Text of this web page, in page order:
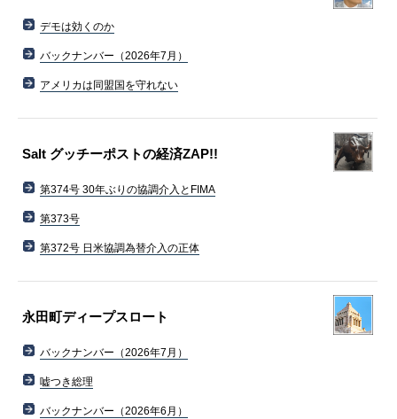
デモは効くのか
バックナンバー（2026年7月）
アメリカは同盟国を守れない
Salt グッチーポストの経済ZAP!!
第374号 30年ぶりの協調介入とFIMA
第373号
第372号 日米協調為替介入の正体
永田町ディープスロート
バックナンバー（2026年7月）
嘘つき総理
バックナンバー（2026年6月）